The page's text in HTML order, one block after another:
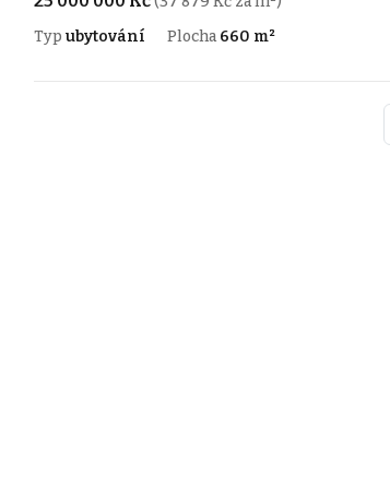
Typ ubytování Plocha 660 m²